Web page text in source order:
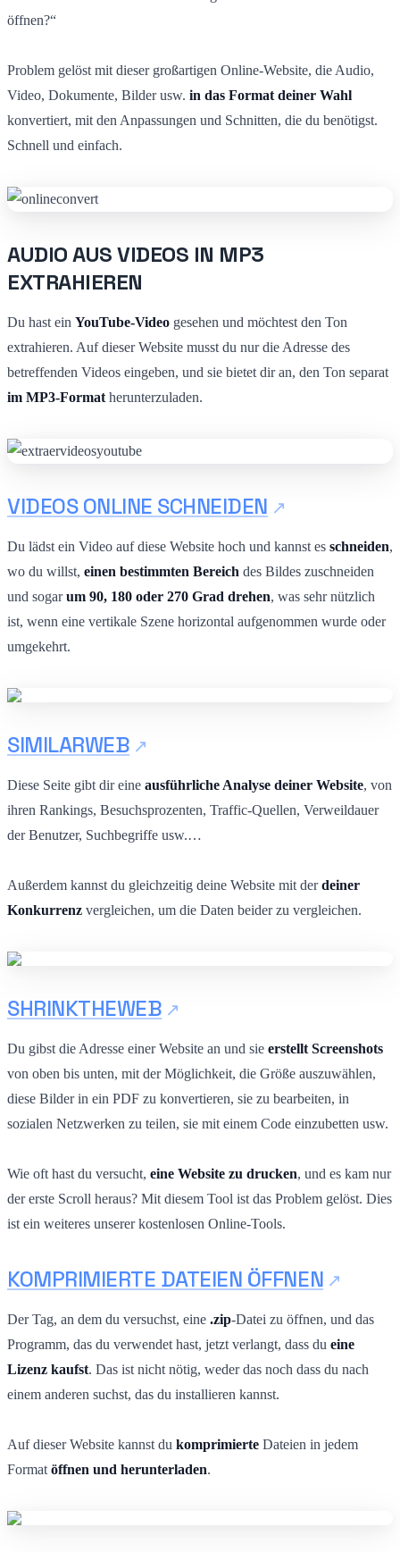
öffnen?“
Problem gelöst mit dieser großartigen Online-Website, die Audio,
Video, Dokumente, Bilder usw. in das Format deiner Wahl
konvertiert, mit den Anpassungen und Schnitten, die du benötigst.
Schnell und einfach.
AUDIO AUS VIDEOS IN MP3
EXTRAHIEREN
Du hast ein YouTube-Video gesehen und möchtest den Ton
extrahieren. Auf dieser Website musst du nur die Adresse des
betreffenden Videos eingeben, und sie bietet dir an, den Ton separat
im MP3-Format herunterzuladen.
VIDEOS ONLINE SCHNEIDEN
Du lädst ein Video auf diese Website hoch und kannst es schneiden,
wo du willst, einen bestimmten Bereich des Bildes zuschneiden
und sogarum 90, 180 oder 270 Grad drehen, was sehr nützlich
ist, wenn eine vertikale Szene horizontal aufgenommen wurde oder
umgekehrt.
SIMILARWEB
Diese Seite gibt dir eine ausführliche Analyse deiner Website, von
ihren Rankings, Besuchsprozenten, Traffic-Quellen, Verweildauer
der Benutzer, Suchbegriffe usw.…
Außerdem kannst du gleichzeitig deine Website mit derdeiner
Konkurrenz vergleichen, um die Daten beider zu vergleichen.
SHRINKTHEWEB
Du gibst die Adresse einer Website an und sie erstellt Screenshots
von oben bis unten, mit der Möglichkeit, die Größe auszuwählen,
diese Bilder in ein PDF zu konvertieren, sie zu bearbeiten, in
sozialen Netzwerken zu teilen, sie mit einem Code einzubetten usw.
Wie oft hast du versucht, eine Website zu drucken, und es kam nur
der erste Scroll heraus? Mit diesem Tool ist das Problem gelöst. Dies
ist ein weiteres unserer kostenlosen Online-Tools.
KOMPRIMIERTE DATEIEN ÖFFNEN
Der Tag, an dem du versuchst, eine .zip-Datei zu öffnen, und das
Programm, das du verwendet hast, jetzt verlangt, dass du eine
Lizenz kaufst. Das ist nicht nötig, weder das noch dass du nach
einem anderen suchst, das du installieren kannst.
Auf dieser Website kannst du komprimierte Dateien in jedem
Format öffnen und herunterladen.